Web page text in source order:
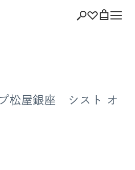
グを見る
松屋銀座 シスト オ